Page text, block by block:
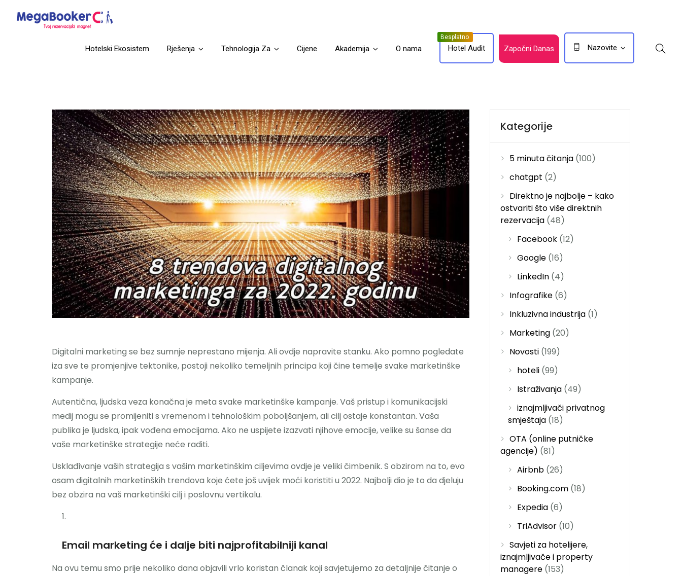
Hotelski Ekosistem Rješenja Tehnologija Za Cijene Akademija O nama Hotel Audit Započni Danas Nazovite
Digitalni marketing se bez sumnje neprestano mijenja. Ali ovdje napravite stanku. Ako pomno pogledate
iza sve te promjenjive tektonike, postoji nekoliko temeljnih principa koji čine temelje svake marketinške
kampanje.
Autentična, ljudska veza konačna je meta svake marketinške kampanje. Vaš pristup i komunikacijski
medij mogu se promijeniti s vremenom i tehnološkim poboljšanjem, ali cilj ostaje konstantan. Vaša
publika je ljudska, ipak vođena emocijama. Ako ne uspijete izazvati njihove emocije, velike su šanse da
vaše marketinške strategije neće raditi.
Usklađivanje vaših strategija s vašim marketinškim ciljevima ovdje je veliki čimbenik. S obzirom na to, evo
osam digitalnih marketinških trendova koje ćete još uvijek moći koristiti u 2022. Najbolji dio je to da djeluju
bez obzira na vaš marketinški cilj i poslovnu vertikalu.
Email marketing će i dalje biti najprofitabilniji kanal
Na ovu temu smo prije nekoliko dana objavili vrlo koristan članak koji savjetujemo za detaljnije čitanje o
Kategorije
5 minuta čitanja(100)
chatgpt (2)
Direktno je najbolje – kako
ostvariti što više direktnih
rezervacija(48)
Facebook(12)
Google(16)
LinkedIn(4)
Infografike(6)
Inkluzivna industrija(1)
Marketing(20)
Novosti(199)
hoteli(99)
Istraživanja(49)
iznajmljivači privatnog
smještaja(18)
OTA (online putničke
agencije) (81)
Airbnb(26)
Booking.com(18)
Expedia(6)
TriAdvisor(10)
Savjeti za hotelijere,
iznajmljivače i property
managere(153)